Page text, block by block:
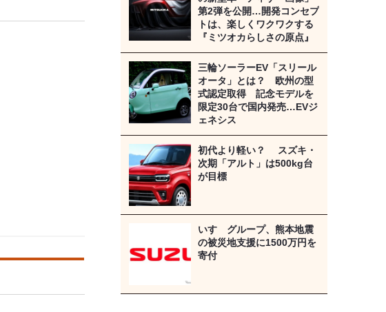
第2弾を公開…開発コンセプ
トは、楽しくワクワクする
『ミツオカらしさの原点』
三輪ソーラーEV「スリール
オータ」とは？ 欧州の型
式認定取得 記念モデルを
限定30台で国内発売…EVジ
ェネシス
初代より軽い？ スズキ・
次期「アルト」は500kg台
が目標
いすゞグループ、熊本地震
の被災地支援に1500万円を
寄付